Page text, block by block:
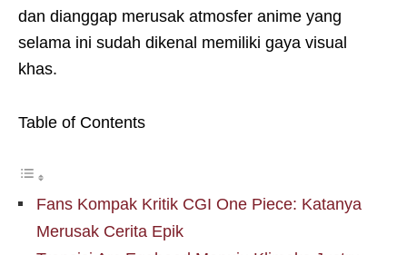
dan dianggap merusak atmosfer anime yang
selama ini sudah dikenal memiliki gaya visual
khas.
Table of Contents
Fans Kompak Kritik CGI One Piece: Katanya
Merusak Cerita Epik